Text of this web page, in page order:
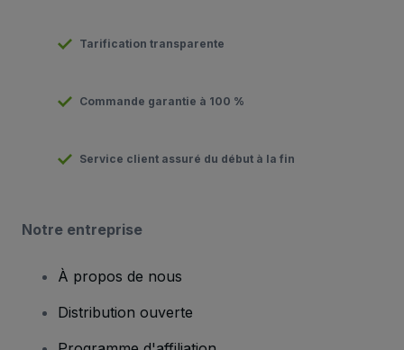
Tarification transparente
Commande garantie à 100 %
Service client assuré du début à la fin
Notre entreprise
À propos de nous
Distribution ouverte